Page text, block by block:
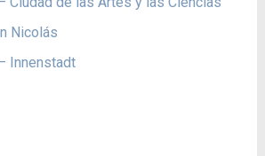
Nicolás
Innenstadt